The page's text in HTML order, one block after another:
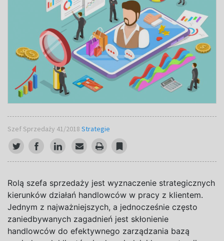
Szef Sprzedaży 41/2018 Strategie
Rolą szefa sprzedaży jest wyznaczenie strategicznych
kierunków działań handlowców w pracy z klientem.
Jednym z najważniejszych, a jednocześnie często
zaniedbywanych zagadnień jest skłonienie
handlowców do efektywnego zarządzania bazą